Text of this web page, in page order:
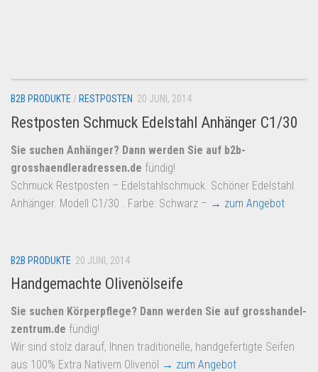
B2B PRODUKTE/ RESTPOSTEN 20 JUNI, 2014
Restposten Schmuck Edelstahl Anhänger C1/30
Sie suchen Anhänger? Dann werden Sie auf b2b-
grosshaendleradressen.de fündig!
Schmuck Restposten – Edelstahlschmuck. Schöner Edelstahl
Anhänger. Modell C1/30 . Farbe: Schwarz – → zum Angebot
B2B PRODUKTE 20 JUNI, 2014
Handgemachte Olivenölseife
Sie suchen Körperpflege? Dann werden Sie auf grosshandel-
zentrum.de fündig!
Wir sind stolz darauf, Ihnen traditionelle, handgefertigte Seifen
aus 100% Extra Nativem Olivenöl → zum Angebot